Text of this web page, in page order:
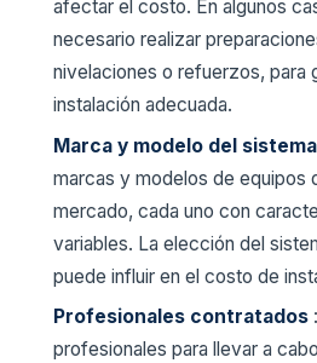
afectar el costo. En algunos
necesario realizar
nivelaciones o refuerzos, para
instalación adecuada.
Marca y modelo del sistema
marcas y modelos de equipos
mercado, cada uno con
variables. La elección del
puede influir en el costo de
Profesionales contratados
profesionales para llevar a